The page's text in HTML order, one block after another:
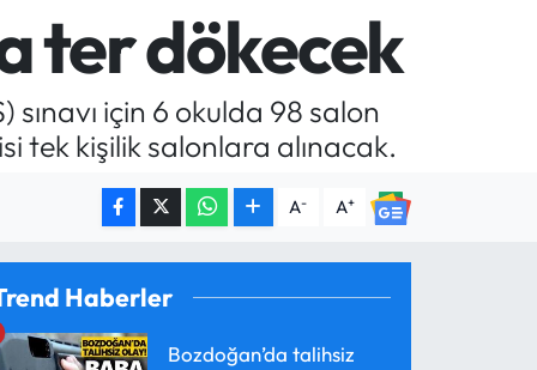
ter dökecek
için 6 okulda 98 salon
tek kişilik salonlara alınacak.
A- A+
Haberler
Bozdoğan’da talihsiz